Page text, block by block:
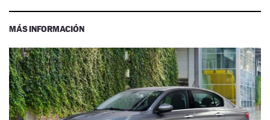
MÁS INFORMACIÓN